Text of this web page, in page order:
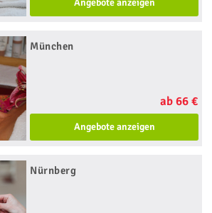
München
ab 66 €
Angebote anzeigen
Nürnberg